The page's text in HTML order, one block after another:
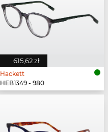
615,62 zł
Hackett
HEB1349 - 980